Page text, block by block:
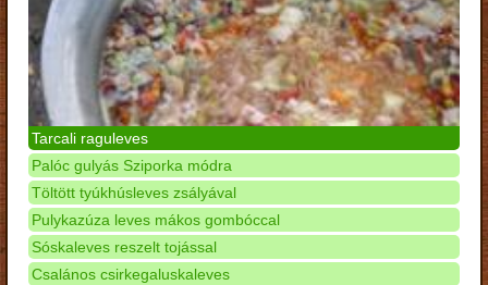
Tarcali raguleves
Palóc gulyás Sziporka módra
Töltött tyúkhúsleves zsályával
Pulykazúza leves mákos gombóccal
Sóskaleves reszelt tojással
Csalános csirkegaluskaleves